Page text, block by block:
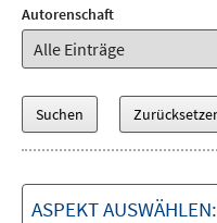
Autorenschaft
ASPEKT AUSWÄHLEN: